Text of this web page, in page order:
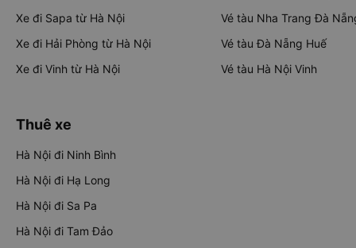
Xe đi Sapa từ Hà Nội
Xe đi Hải Phòng từ Hà Nội
Xe đi Vinh từ Hà Nội
Vé tàu Nha Trang Đà
Vé tàu Đà Nẵng Huế
Vé tàu Hà Nội Vinh
Thuê xe
Hà Nội đi Ninh Bình
Hà Nội đi Hạ Long
Hà Nội đi Sa Pa
Hà Nội đi Tam Đảo